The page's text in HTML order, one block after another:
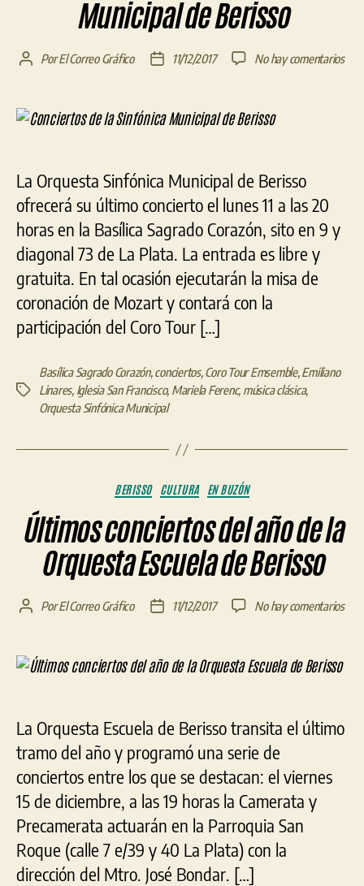
Municipal de Berisso
Autor
entrada
PorEl Correo Gráfico
Fecha
entrada
11/12/2017 No hay comentariosen
La Orquesta Sinfónica Municipal de Berisso
ofrecerá su último concierto el lunes 11 a las 20
horas en la Basílica Sagrado Corazón, sito en 9 y
diagonal 73 de La Plata. La entrada es libre y
gratuita. En tal ocasión ejecutarán la misa de
coronación de Mozart y contará con la
participación del Coro Tour […]
Etiquetas
Basílica Sagrado Corazón,conciertos,Coro Tour Emsemble,Emiliano
Linares, Iglesia San Francisco, Mariela Ferenc, música clásica,
Orquesta Sinfónica Municipal
Categorías
BERISSO CULTURA EN BUZÓN
Últimos conciertos del año de la
Orquesta Escuela de Berisso
Autor
entrada
PorEl Correo Gráfico
Fecha
entrada
11/12/2017 No hay comentariosen
La Orquesta Escuela de Berisso transita el último
tramo del año y programó una serie de
conciertos entre los que se destacan: el viernes
15 de diciembre, a las 19 horas la Camerata y
Precamerata actuarán en la Parroquia San
Roque (calle 7 e/39 y 40 La Plata) con la
dirección del Mtro. José Bondar. […]